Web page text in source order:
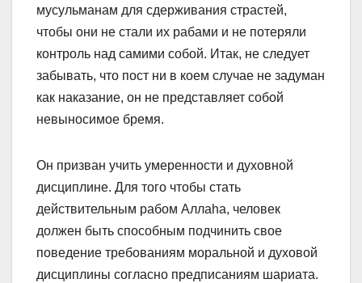
мусульманам для сдерживания страстей,
чтобы они не стали их рабами и не потеряли
контроль над самими собой. Итак, не следует
забывать, что пост ни в коем случае не задуман
как наказание, он не представляет собой
невыносимое бремя.
Он призван учить умеренности и духовной
дисциплине. Для того чтобы стать
действительным рабом Аллаhа, человек
должен быть способным подчинить свое
поведение требованиям моральной и духовой
дисциплины согласно предписаниям шариата.